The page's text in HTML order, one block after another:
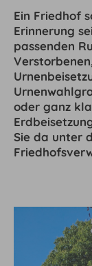
Ein Friedhof
Erinnerung
passenden
oder ganz
Sie da unter